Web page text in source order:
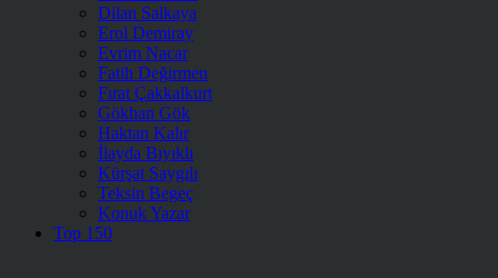
Dilan Salkaya
Erol Demiray
Evrim Nacar
Fatih Değirmen
Fırat Çakkalkurt
Gökhan Gök
Haktan Kalır
İlayda Bıyıklı
Kürşat Saygılı
Teksin Begeç
Konuk Yazar
Top 150